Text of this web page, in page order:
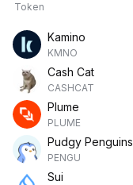
Token
Kamino
KMNO
Cash Cat
CASHCAT
Plume
PLUME
Pudgy Penguins
PENGU
Sui